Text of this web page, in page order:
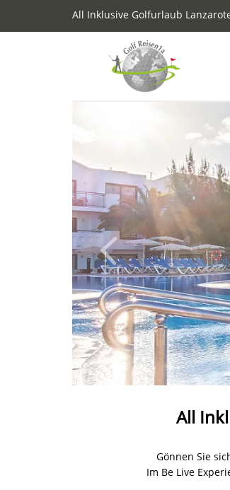
All Inklusive Golfurlaub
All
Gönnen Sie
Im Be Live